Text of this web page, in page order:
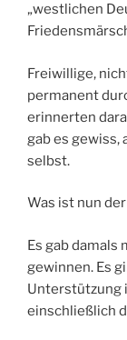
„westlichen
Freiwillige,
permanent
erinnerten
gab es gewiss,
selbst.
Was ist nun
Es gab damals
gewinnen. Es
Unterstützung
einschließlich